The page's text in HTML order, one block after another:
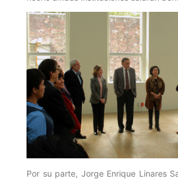
Por su parte, Jorge Enrique Linares